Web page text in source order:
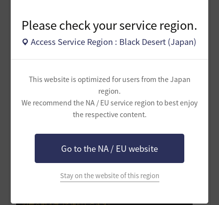
Please check your service region.
Access Service Region : Black Desert (Japan)
This website is optimized for users from the Japan
region.
We recommend the NA / EU service region to best enjoy
the respective content.
Go to the NA / EU website
Stay on the website of this region
この時も、時間が染み込んだブラックストーンは一般バ
ッグに入っている必要があります。
交換してくれるNPC（鍛冶屋）は時間が染み込んだブラ
ックストーンの説明欄に載っています。